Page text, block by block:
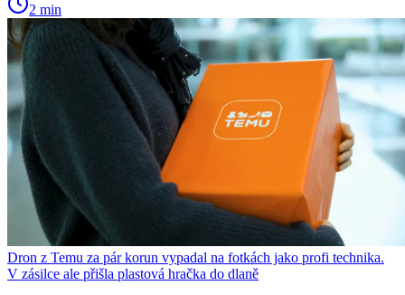
2 min
Dron z Temu za pár korun vypadal na fotkách jako profi technika.
V zásilce ale přišla plastová hračka do dlaně